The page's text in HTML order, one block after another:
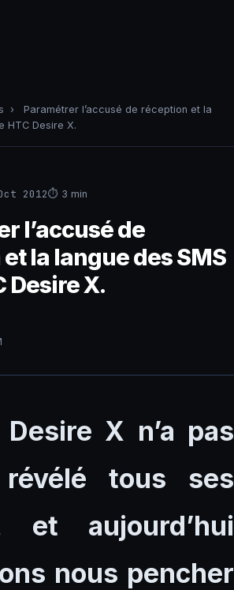
›
Paramétrer l’accusé de réception et la
HTC Desire X.
2012⏱ 3 min
l’accusé de
la langue des SMS
Desire X.
X n’a pas
révélé tous ses
et aujourd’hui
nous pencher